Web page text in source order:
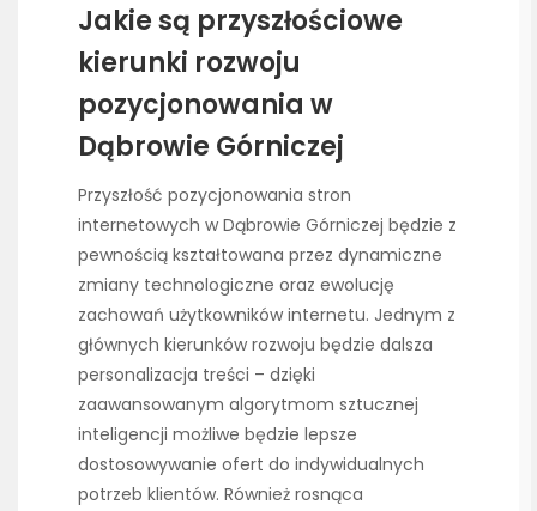
Jakie są przyszłościowe
kierunki rozwoju
pozycjonowania w
Dąbrowie Górniczej
Przyszłość pozycjonowania stron
internetowych w Dąbrowie Górniczej będzie z
pewnością kształtowana przez dynamiczne
zmiany technologiczne oraz ewolucję
zachowań użytkowników internetu. Jednym z
głównych kierunków rozwoju będzie dalsza
personalizacja treści – dzięki
zaawansowanym algorytmom sztucznej
inteligencji możliwe będzie lepsze
dostosowywanie ofert do indywidualnych
potrzeb klientów. Również rosnąca